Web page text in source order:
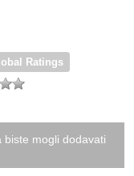
Ratings
biste mogli dodavati